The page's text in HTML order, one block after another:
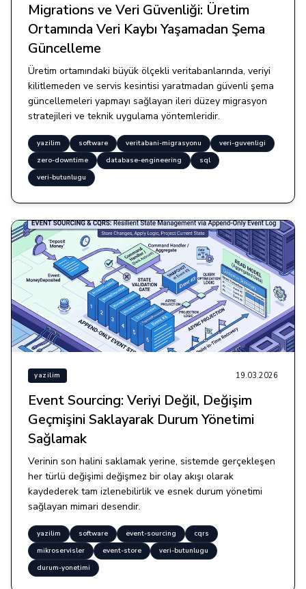
Migrations ve Veri Güvenliği: Üretim
Ortamında Veri Kaybı Yaşamadan Şema
Güncelleme
Üretim ortamındaki büyük ölçekli veritabanlarında, veriyi
kilitlemeden ve servis kesintisi yaratmadan güvenli şema
güncellemeleri yapmayı sağlayan ileri düzey migrasyon
stratejileri ve teknik uygulama yöntemleridir.
yazilim software veritabani-migrasyonu
veri-guvenligi
zero-downtime
database-engineering
sql
veri-butunlugu
yazilim 19.03.2026
Event Sourcing: Veriyi Değil, Değişim
Geçmişini Saklayarak Durum Yönetimi
Sağlamak
Verinin son halini saklamak yerine, sistemde gerçekleşen
her türlü değişimi değişmez bir olay akışı olarak
kaydederek tam izlenebilirlik ve esnek durum yönetimi
sağlayan mimari desendir.
yazilim software event-sourcing
cqrs
mikroservisler
event-store
veri-butunlugu
durum-yonetimi